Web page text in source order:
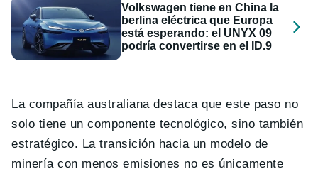
Volkswagen tiene en China la
berlina eléctrica que Europa
está esperando: el UNYX 09
podría convertirse en el ID.9
La compañía australiana destaca que este paso no
solo tiene un componente tecnológico, sino también
estratégico. La transición hacia un modelo de
minería con menos emisiones no es únicamente